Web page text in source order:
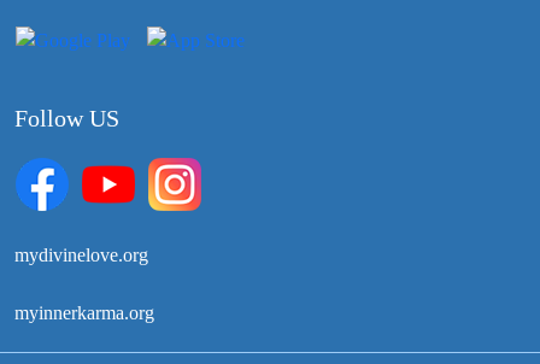
Follow US
mydivinelove.org
myinnerkarma.org